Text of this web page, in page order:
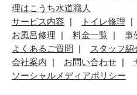
理はこうち水道職人
サービス内容
トイレ修理
お風呂修理
料金一覧
事
よくあるご質問
スタッフ紹
会社案内
お問い合わせ
ソーシャルメディアポリシー